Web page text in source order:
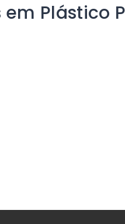
Plástico